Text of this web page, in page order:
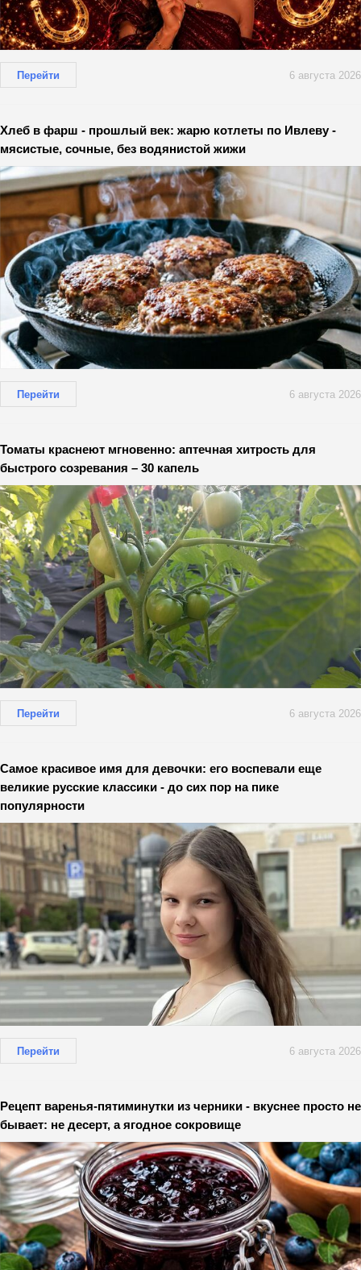
Перейти 6 августа 2026
Хлеб в фарш - прошлый век: жарю котлеты по Ивлеву -
мясистые, сочные, без водянистой жижи
Перейти 6 августа 2026
Томаты краснеют мгновенно: аптечная хитрость для
быстрого созревания – 30 капель
Перейти 6 августа 2026
Самое красивое имя для девочки: его воспевали еще
великие русские классики - до сих пор на пике
популярности
Перейти 6 августа 2026
Рецепт варенья-пятиминутки из черники - вкуснее просто не
бывает: не десерт, а ягодное сокровище